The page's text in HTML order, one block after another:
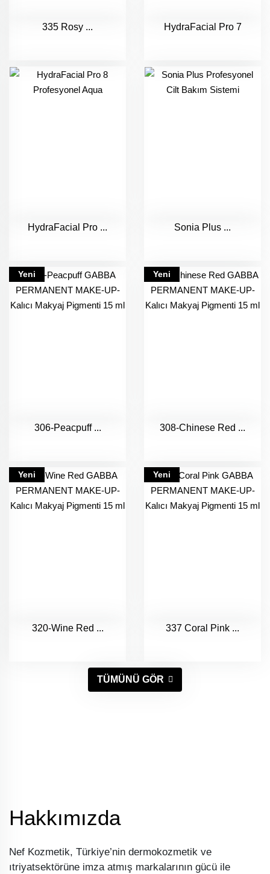
335 Rosy ... HydraFacial Pro 7
HydraFacial Pro ... Sonia Plus ...
Yeni
306-Peacpuff ...
Yeni
308-Chinese Red ...
Yeni
320-Wine Red ...
Yeni
337 Coral Pink ...
TÜMÜNÜ GÖR
Hakkımızda
Nef Kozmetik, Türkiye’nin dermokozmetik ve
ıtriyatsektörüne imza atmış markalarının gücü ile